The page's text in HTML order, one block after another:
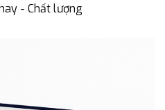
- Chất lượng